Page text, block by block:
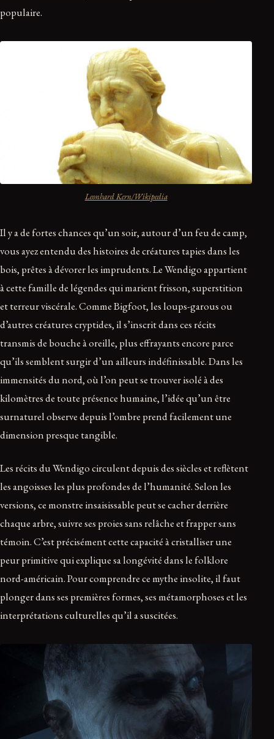
populaire.
Leonhard Kern/Wikipedia
Il y a de fortes chances qu’un soir, autour d’un feu de camp,
vous ayez entendu des histoires de créatures tapies dans les
bois, prêtes à dévorer les imprudents. Le Wendigo appartient
à cette famille de légendes qui marient frisson, superstition
et terreur viscérale. Comme Bigfoot, les loups-garous ou
d’autres créatures cryptides, il s’inscrit dans ces récits
transmis de bouche à oreille, plus effrayants encore parce
qu’ils semblent surgir d’un ailleurs indéfinissable. Dans les
immensités du nord, où l’on peut se trouver isolé à des
kilomètres de toute présence humaine, l’idée qu’un être
surnaturel observe depuis l’ombre prend facilement une
dimension presque tangible.
Les récits du Wendigo circulent depuis des siècles et reflètent
les angoisses les plus profondes de l’humanité. Selon les
versions, ce monstre insaisissable peut se cacher derrière
chaque arbre, suivre ses proies sans relâche et frapper sans
témoin. C’est précisément cette capacité à cristalliser une
peur primitive qui explique sa longévité dans le folklore
nord-américain. Pour comprendre ce mythe insolite, il faut
plonger dans ses premières formes, ses métamorphoses et les
interprétations culturelles qu’il a suscitées.